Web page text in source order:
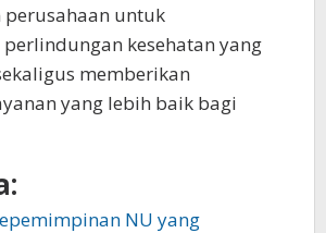
untuk
kesehatan yang
memberikan
yang lebih baik bagi
NU yang